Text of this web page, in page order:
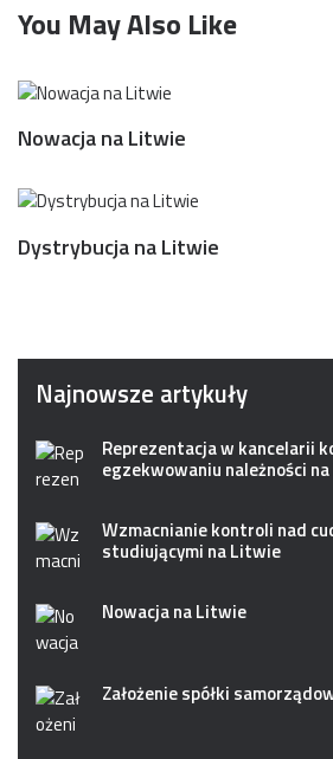
You May Also Like
Nowacja na Litwie
Dystrybucja na Litwie
Najnowsze artykuły
Reprezentacja w kancelarii
egzekwowaniu należności
Wzmacnianie kontroli nad
studiującymi na Litwie
Nowacja na Litwie
Założenie spółki